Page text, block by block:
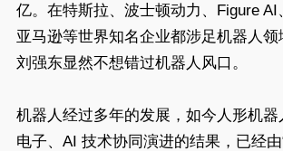
亿。在特斯拉、波士顿动力、Figure AI
亚马逊等世界知名企业都涉足机器人领
刘强东显然不想错过机器人风口。
机器人经过多年的发展，如今人形机器
电子、AI 技术协同演进的结果，已经由